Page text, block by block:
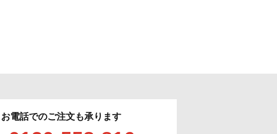
お電話でのご注文も承ります